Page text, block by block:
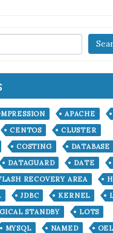
APACHE
CENTOS
CLUSTER
COSTING
DATABASE
DATAGUARD DATE
RECOVERY AREA
JDBC KERNEL
STANDBY
LOTS
MYSQL NAMED OEL